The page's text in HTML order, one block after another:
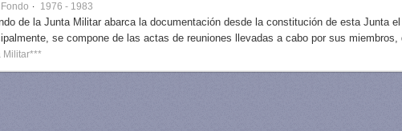
Fondo 1976 - 1983
de la Junta Militar abarca la documentación desde la constitución de esta Junta
se compone de las actas de reuniones llevadas a cabo por sus miembros,
Militar***